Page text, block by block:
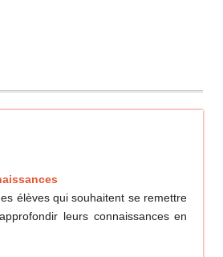
élèves qui souhaitent se remettre
leurs connaissances en